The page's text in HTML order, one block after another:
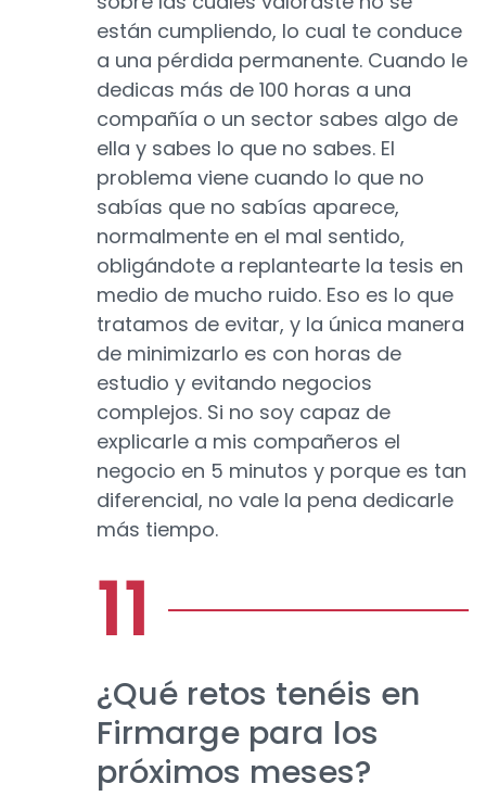
están cumpliendo, lo cual te conduce
a una pérdida permanente. Cuando le
dedicas más de 100 horas a una
compañía o un sector sabes algo de
ella y sabes lo que no sabes. El
problema viene cuando lo que no
sabías que no sabías aparece,
normalmente en el mal sentido,
obligándote a replantearte la tesis en
medio de mucho ruido. Eso es lo que
tratamos de evitar, y la única manera
de minimizarlo es con horas de
estudio y evitando negocios
complejos. Si no soy capaz de
explicarle a mis compañeros el
negocio en 5 minutos y porque es tan
diferencial, no vale la pena dedicarle
más tiempo.
¿Qué retos tenéis en
Firmarge para los
próximos meses?